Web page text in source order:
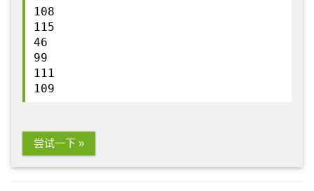
108
115
46
99
111
109
尝试一下 »